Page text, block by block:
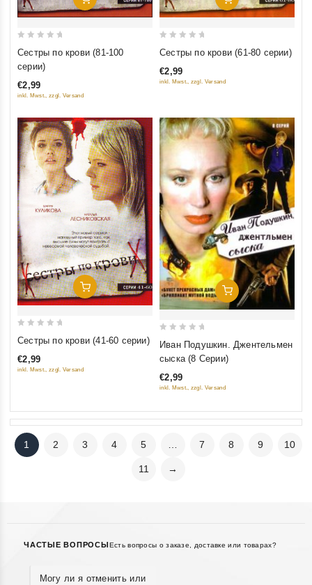
5
Сестры по крови (81-100
серии)
€2,99
inkl. Mwst., zzgl. Versand
of
Сестры по крови (61-80 серии)
€2,99
inkl. Mwst., zzgl. Versand
Добавить В Корзину
of
Сестры по крови (41-60 серии)
€2,99
inkl. Mwst., zzgl. Versand
Добавить В Корзину
5
Иван Подушкин. Джентельмен
сыска (8 Серии)
€2,99
inkl. Mwst., zzgl. Versand
1 2 3 4 5 7 8 9 10
11 →
ЧАСТЫЕ ВОПРОСЫ Есть вопросы о заказе, доставке или товарах?
Могу ли я отменить или